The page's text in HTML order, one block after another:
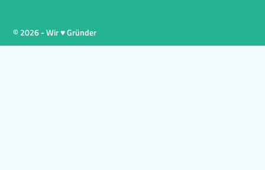
© 2026 - Wir ♥ Gründer